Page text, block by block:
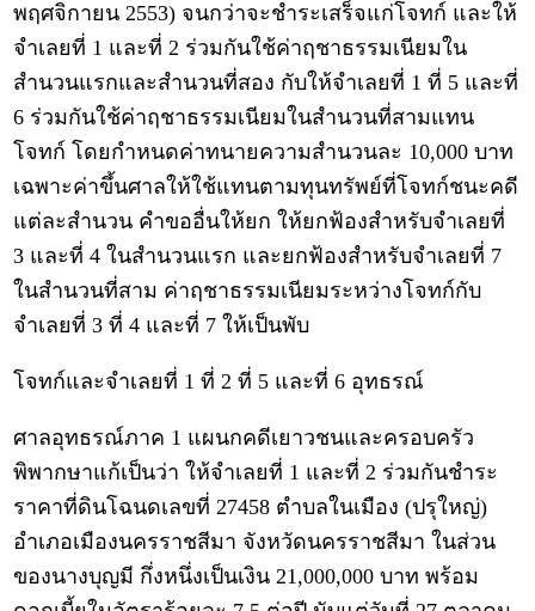
พฤศจิกายน 2553) จนกว่าจะชำระเสร็จแก่โจทก์ และให้
จำเลยที่ 1 และที่ 2 ร่วมกันใช้ค่าฤชาธรรมเนียมใน
สำนวนแรกและสำนวนที่สอง กับให้จำเลยที่ 1 ที่ 5 และที่
6 ร่วมกันใช้ค่าฤชาธรรมเนียมในสำนวนที่สามแทน
โจทก์ โดยกำหนดค่าทนายความสำนวนละ 10,000 บาท
เฉพาะค่าขึ้นศาลให้ใช้แทนตามทุนทรัพย์ที่โจทก์ชนะคดี
แต่ละสำนวน คำขออื่นให้ยก ให้ยกฟ้องสำหรับจำเลยที่
3 และที่ 4 ในสำนวนแรก และยกฟ้องสำหรับจำเลยที่ 7
ในสำนวนที่สาม ค่าฤชาธรรมเนียมระหว่างโจทก์กับ
จำเลยที่ 3 ที่ 4 และที่ 7 ให้เป็นพับ
โจทก์และจำเลยที่ 1 ที่ 2 ที่ 5 และที่ 6 อุทธรณ์
ศาลอุทธรณ์ภาค 1 แผนกคดีเยาวชนและครอบครัว
พิพากษาแก้เป็นว่า ให้จำเลยที่ 1 และที่ 2 ร่วมกันชำระ
ราคาที่ดินโฉนดเลขที่ 27458 ตำบลในเมือง (ปรุใหญ่)
อำเภอเมืองนครราชสีมา จังหวัดนครราชสีมา ในส่วน
ของนางบุญมี กึ่งหนึ่งเป็นเงิน 21,000,000 บาท พร้อม